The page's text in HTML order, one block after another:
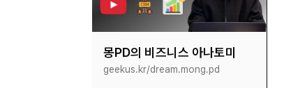
몽PD의 비즈니스 아나토미
geekus.kr/dream.mong.pd